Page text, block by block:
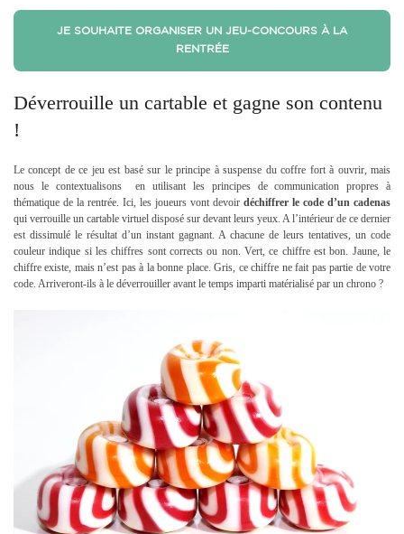
JE SOUHAITE ORGANISER UN JEU-CONCOURS À LA
RENTRÉE
Déverrouille un cartable et gagne son contenu
!
Le concept de ce jeu est basé sur le principe à suspense du coffre fort à ouvrir, mais
nous le contextualisons en utilisant les principes de communication propres à
thématique de la rentrée. Ici, les joueurs vont devoir déchiffrer le code d’un cadenas
qui verrouille un cartable virtuel disposé sur devant leurs yeux. A l’intérieur de ce dernier
est dissimulé le résultat d’un instant gagnant. A chacune de leurs tentatives, un code
couleur indique si les chiffres sont corrects ou non. Vert, ce chiffre est bon. Jaune, le
chiffre existe, mais n’est pas à la bonne place. Gris, ce chiffre ne fait pas partie de votre
code. Arriveront-ils à le déverrouiller avant le temps imparti matérialisé par un chrono ?